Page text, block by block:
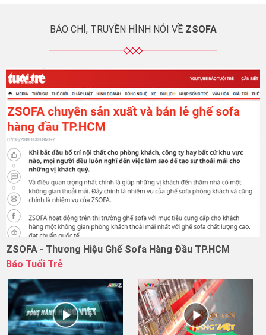
Nếu đúng […]
Tin tức từ thương hiệu
BÁO CHÍ, TRUYỀN HÌNH NÓI VỀ ZSOFA
ZSOFA - Thương Hiệu Ghế Sofa Hàng Đầu TP.HCM
Báo Tuổi Trẻ